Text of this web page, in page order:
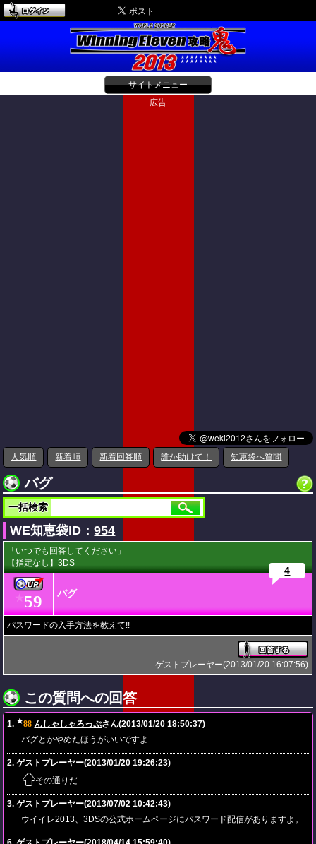
サイトメニュー
広告
人気順 新着順 新着回答順 誰か助けて！ 知恵袋へ質問
バグ
一括検索
WE知恵袋ID：954
「いつでも回答してください」
【指定なし】3DS
★59 バグ
4
パスワードの入手方法を教えて!!
ゲストプレーヤー(2013/01/20 16:07:56)
この質問への回答
1. ★88 んしゃしゃろっぷさん(2013/01/20 18:50:37)
バグとかやめたほうがいいですよ
2. ゲストプレーヤー(2013/01/20 19:26:23)
その通りだ
3. ゲストプレーヤー(2013/07/02 10:42:43)
ウイイレ2013、3DSの公式ホームページにパスワード配信がありますよ。